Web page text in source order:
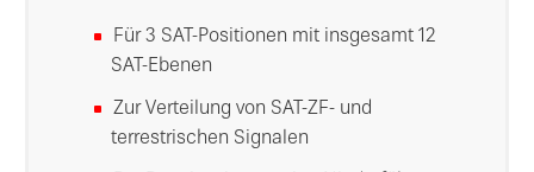
Für 3 SAT-Positionen mit insgesamt 12
SAT-Ebenen
Zur Verteilung von SAT-ZF- und
terrestrischen Signalen